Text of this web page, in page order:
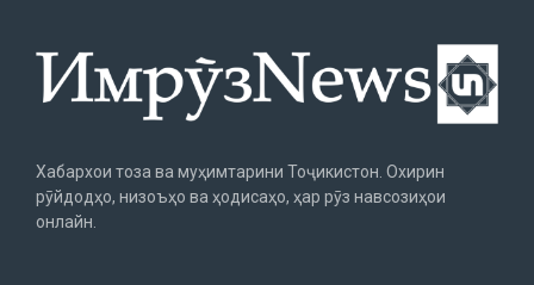
Хабархои тоза ва муҳимтарини Тоҷикистон. Охирин
рӯйдодҳо, низоъҳо ва ҳодисаҳо, ҳар рӯз навсозиҳои
онлайн.